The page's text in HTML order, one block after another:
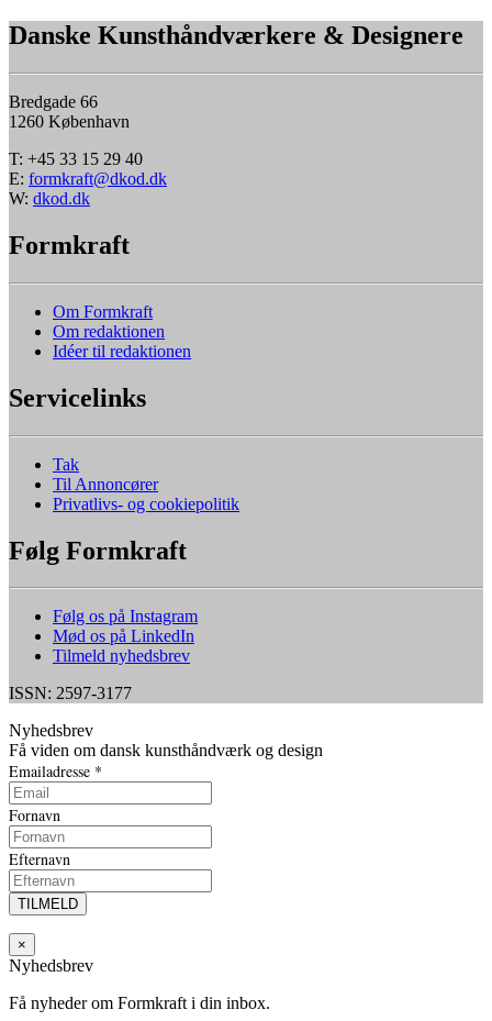
Danske Kunsthåndværkere & Designere
Bredgade 66
1260 København
T: +45 33 15 29 40
E: formkraft@dkod.dk
W: dkod.dk
Formkraft
Om Formkraft
Om redaktionen
Idéer til redaktionen
Servicelinks
Tak
Til Annoncører
Privatlivs- og cookiepolitik
Følg Formkraft
Følg os på Instagram
Mød os på LinkedIn
Tilmeld nyhedsbrev
ISSN: 2597-3177
Nyhedsbrev
Få viden om dansk kunsthåndværk og design
Emailadresse *
Fornavn
Efternavn
×
Nyhedsbrev
Få nyheder om Formkraft i din inbox.